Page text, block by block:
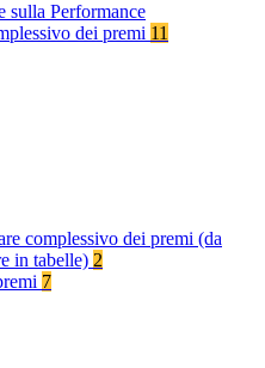
sulla Performance
dei premi 11
complessivo dei premi (da
in tabelle) 2
7